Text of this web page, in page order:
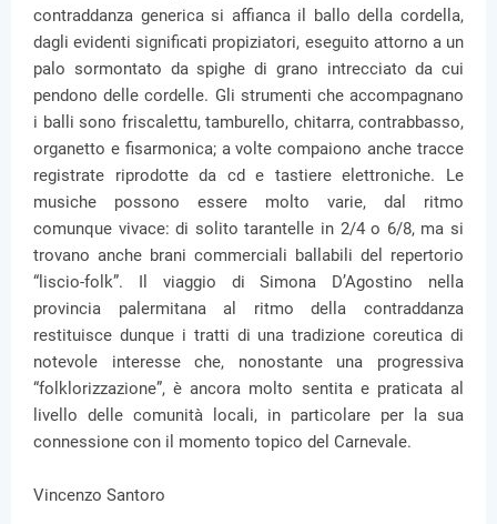
contraddanza generica si affianca il ballo della cordella,
dagli evidenti significati propiziatori, eseguito attorno a un
palo sormontato da spighe di grano intrecciato da cui
pendono delle cordelle. Gli strumenti che accompagnano
i balli sono friscalettu, tamburello, chitarra, contrabbasso,
organetto e fisarmonica; a volte compaiono anche tracce
registrate riprodotte da cd e tastiere elettroniche. Le
musiche possono essere molto varie, dal ritmo
comunque vivace: di solito tarantelle in 2/4 o 6/8, ma si
trovano anche brani commerciali ballabili del repertorio
“liscio-folk”. Il viaggio di Simona D’Agostino nella
provincia palermitana al ritmo della contraddanza
restituisce dunque i tratti di una tradizione coreutica di
notevole interesse che, nonostante una progressiva
“folklorizzazione”, è ancora molto sentita e praticata al
livello delle comunità locali, in particolare per la sua
connessione con il momento topico del Carnevale.
Vincenzo Santoro